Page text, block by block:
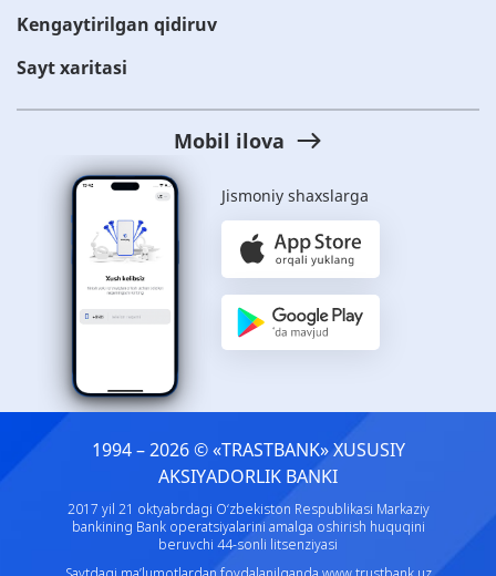
Kengaytirilgan qidiruv
Sayt xaritasi
Mobil ilova
Jismoniy shaxslarga
1994 – 2026 © «TRASTBANK» ХUSUSIY
AKSIYADORLIK BANKI
2017 yil 21 oktyabrdagi O‘zbekiston Respublikasi Markaziy
bankining Bank operatsiyalarini amalga oshirish huquqini
beruvchi 44-sonli litsenziyasi